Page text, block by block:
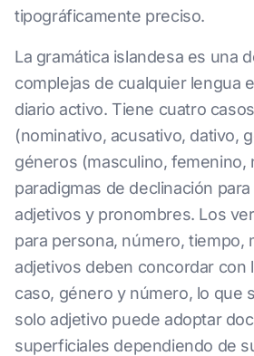
tipográficamente preciso.
La gramática islandesa es una
complejas de cualquier lengua
diario activo. Tiene cuatro
(nominativo, acusativo, dativo,
géneros (masculino, femenino,
paradigmas de declinación
adjetivos y pronombres. Los
para persona, número, tiempo,
adjetivos deben concordar con
caso, género y número, lo que
solo adjetivo puede adoptar
superficiales dependiendo de